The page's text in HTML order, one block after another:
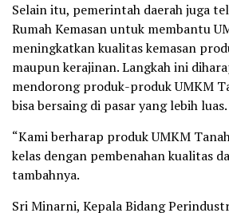
Selain itu, pemerintah daerah juga
Rumah Kemasan untuk membantu
meningkatkan kualitas kemasan
maupun kerajinan. Langkah ini
mendorong produk-produk UMKM
bisa bersaing di pasar yang lebih luas.
“Kami berharap produk UMKM
kelas dengan pembenahan kualitas
tambahnya.
Sri Minarni, Kepala Bidang